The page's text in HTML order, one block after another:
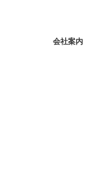
会社案内